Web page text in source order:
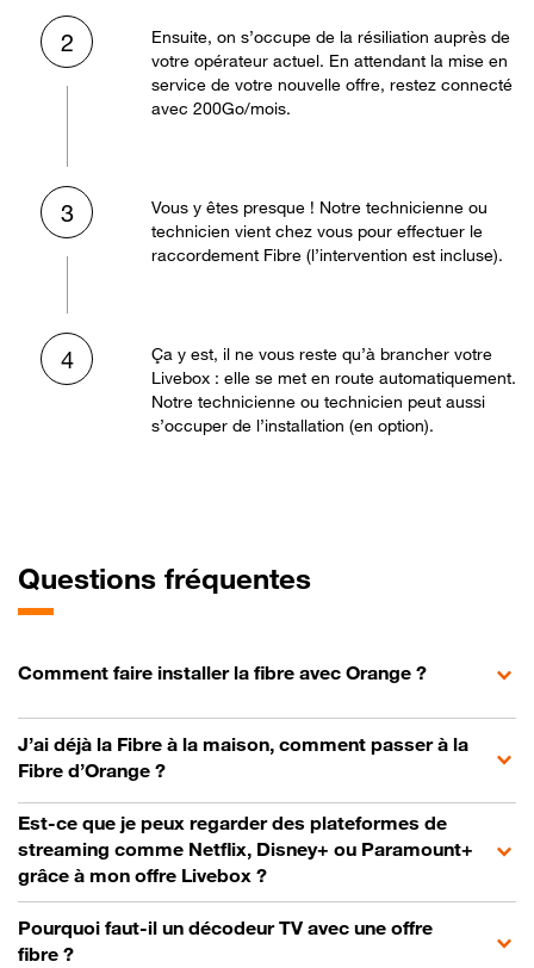
2
Ensuite, on s’occupe de la résiliation auprès de
votre opérateur actuel. En attendant la mise en
service de votre nouvelle offre, restez connecté
avec 200Go/mois.
3
Vous y êtes presque ! Notre technicienne ou
technicien vient chez vous pour effectuer le
raccordement Fibre (l’intervention est incluse).
4
Ça y est, il ne vous reste qu’à brancher votre
Livebox : elle se met en route automatiquement.
Notre technicienne ou technicien peut aussi
s’occuper de l’installation (en option).
Questions fréquentes
Comment faire installer la fibre avec Orange ?
J’ai déjà la Fibre à la maison, comment passer à la
Fibre d’Orange ?
Est-ce que je peux regarder des plateformes de
streaming comme Netflix, Disney+ ou Paramount+
grâce à mon offre Livebox ?
Pourquoi faut-il un décodeur TV avec une offre
fibre ?